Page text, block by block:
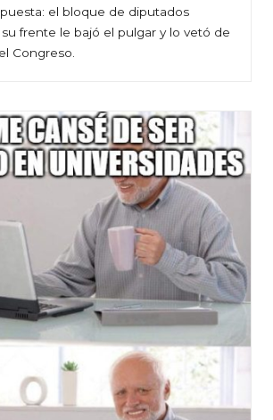
el bloque de diputados
frente le bajó el pulgar y lo vetó de
Congreso.